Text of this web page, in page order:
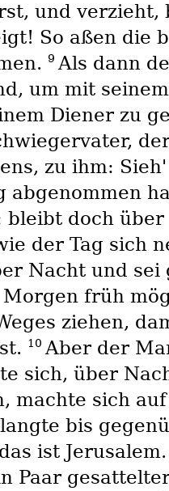
und verzieht,
So aßen die
9 Als dann
um mit
Diener zu
zu ihm:
abgenommen
bleibt doch über
der Tag sich
Nacht und sei
früh
ziehen,
10 Aber der
sich, über
machte sich auf
bis
ist
Paar